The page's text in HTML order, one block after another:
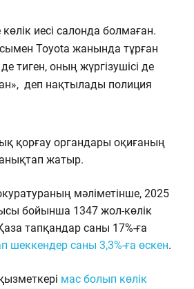
иесі салонда болмаған.
Toyota жанында тұрған
тиген, оның жүргізушісі де
деп нақтылады полиция
қорғау органдары оқиғаның
жатыр.
мәліметінше, 2025
бойынша 1347 жол-көлік
тапқандар саны 17%-ға
шеккендер саны 3,3%-ға өскен.
мас болып көлік